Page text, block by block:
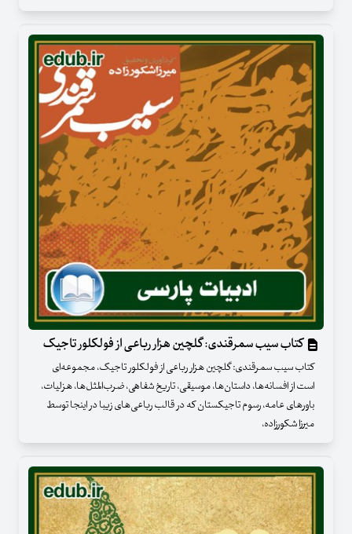
کتاب سیب سمرقندی: گلچین هزار رباعی از فولکلور تاجیک
کتاب سیب سمرقندی: گلچین هزار رباعی از فولکلور تاجیک، مجموعه‌ای
است از افسانه‌ها، داستان‌ها، موسیقی، تاریخ شفاهی، ضرب‌المثل‌ها، هزلیات،
باورهای عامه، رسوم تاجیکستان که در قالب رباعی‌های زیبا در اینجا توسط
میرزا شکورزاده،